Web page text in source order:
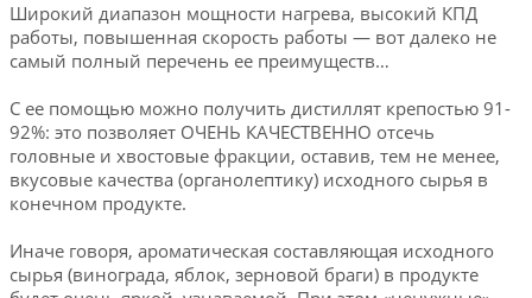
Широкий диапазон мощности нагрева, высокий КПД
работы, повышенная скорость работы — вот далеко не
самый полный перечень ее преимуществ…
С ее помощью можно получить дистиллят крепостью 91-
92%: это позволяет ОЧЕНЬ КАЧЕСТВЕННО отсечь
головные и хвостовые фракции, оставив, тем не менее,
вкусовые качества (органолептику) исходного сырья в
конечном продукте.
Иначе говоря, ароматическая составляющая исходного
сырья (винограда, яблок, зерновой браги) в продукте